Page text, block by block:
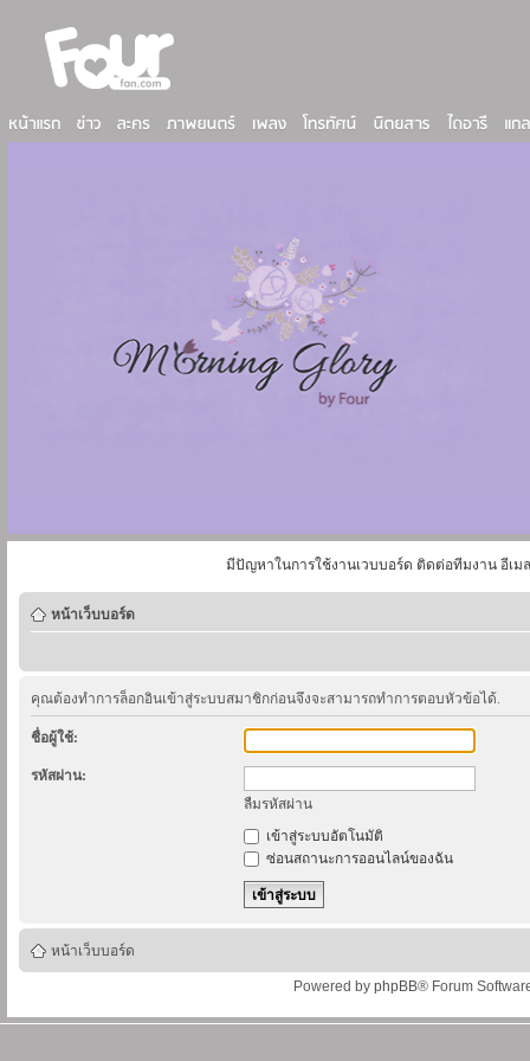
มีปัญหาในการใช้งานเวบบอร์ด ติดต่อทีมงาน อีเม
หน้าเว็บบอร์ด
คุณต้องทำการล็อกอินเข้าสู่ระบบสมาชิกก่อนจึงจะสามารถทำการตอบหัวข้อได้.
ชื่อผู้ใช้:
รหัสผ่าน:
ลืมรหัสผ่าน
เข้าสู่ระบบอัตโนมัติ
ซ่อนสถานะการออนไลน์ของฉัน
หน้าเว็บบอร์ด
Powered by phpBB® Forum